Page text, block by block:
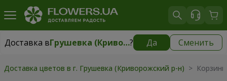
Доставка в Грушевка (Криворожский р-н)? Да Сменить
Доставка вГрушевка (Криворожский р-н) 1030 грн
Доставка цветов в г. Грушевка (Криворожский р-н) >